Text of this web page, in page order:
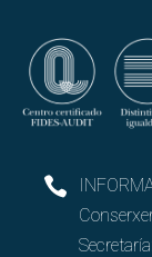
AbrirGoberno
Secretaría: